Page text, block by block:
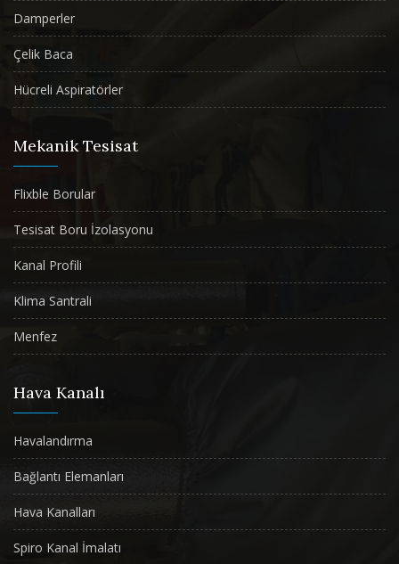
Damperler
Çelik Baca
Hücreli Aspiratörler
Mekanik Tesisat
Flixble Borular
Tesisat Boru İzolasyonu
Kanal Profili
Klima Santrali
Menfez
Hava Kanalı
Havalandırma
Bağlantı Elemanları
Hava Kanalları
Spiro Kanal İmalatı